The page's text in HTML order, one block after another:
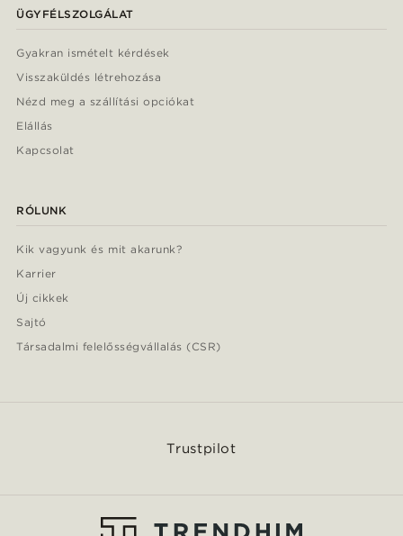
ÜGYFÉLSZOLGÁLAT
Gyakran ismételt kérdések
Visszaküldés létrehozása
Nézd meg a szállítási opciókat
Elállás
Kapcsolat
RÓLUNK
Kik vagyunk és mit akarunk?
Karrier
Új cikkek
Sajtó
Társadalmi felelősségvállalás (CSR)
Trustpilot